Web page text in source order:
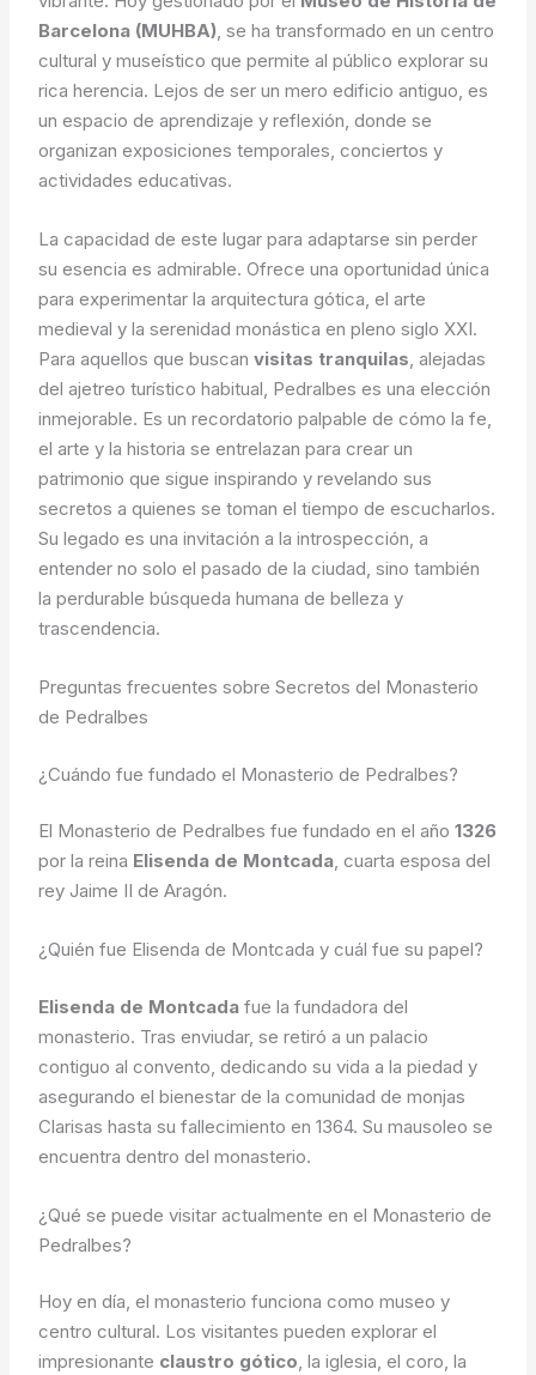
Barcelona (MUHBA), se ha transformado en un centro
cultural y museístico que permite al público explorar su
rica herencia. Lejos de ser un mero edificio antiguo, es
un espacio de aprendizaje y reflexión, donde se
organizan exposiciones temporales, conciertos y
actividades educativas.
La capacidad de este lugar para adaptarse sin perder
su esencia es admirable. Ofrece una oportunidad única
para experimentar la arquitectura gótica, el arte
medieval y la serenidad monástica en pleno siglo XXI.
Para aquellos que buscanvisitas tranquilas, alejadas
del ajetreo turístico habitual, Pedralbes es una elección
inmejorable. Es un recordatorio palpable de cómo la fe,
el arte y la historia se entrelazan para crear un
patrimonio que sigue inspirando y revelando sus
secretos a quienes se toman el tiempo de escucharlos.
Su legado es una invitación a la introspección, a
entender no solo el pasado de la ciudad, sino también
la perdurable búsqueda humana de belleza y
trascendencia.
Preguntas frecuentes sobre Secretos del Monasterio
de Pedralbes
¿Cuándo fue fundado el Monasterio de Pedralbes?
El Monasterio de Pedralbes fue fundado en el año1326
por la reina Elisenda de Montcada, cuarta esposa del
rey Jaime II de Aragón.
¿Quién fue Elisenda de Montcada y cuál fue su papel?
Elisenda de Montcada fue la fundadora del
monasterio. Tras enviudar, se retiró a un palacio
contiguo al convento, dedicando su vida a la piedad y
asegurando el bienestar de la comunidad de monjas
Clarisas hasta su fallecimiento en 1364. Su mausoleo se
encuentra dentro del monasterio.
¿Qué se puede visitar actualmente en el Monasterio de
Pedralbes?
Hoy en día, el monasterio funciona como museo y
centro cultural. Los visitantes pueden explorar el
impresionante claustro gótico, la iglesia, el coro, la